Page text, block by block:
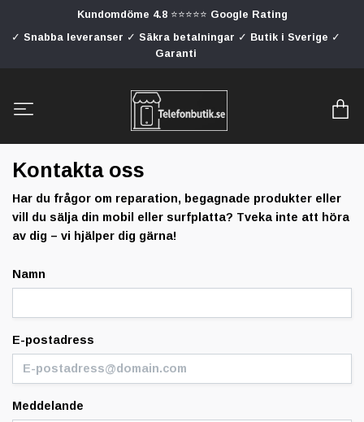
Kundomdöme 4.8 ⭐⭐⭐⭐⭐ Google Rating
✓ Snabba leveranser ✓ Säkra betalningar ✓ Butik i Sverige ✓
Garanti
Kontakta oss
Har du frågor om reparation, begagnade produkter eller
vill du sälja din mobil eller surfplatta? Tveka inte att höra
av dig – vi hjälper dig gärna!
Namn
E-postadress
Meddelande